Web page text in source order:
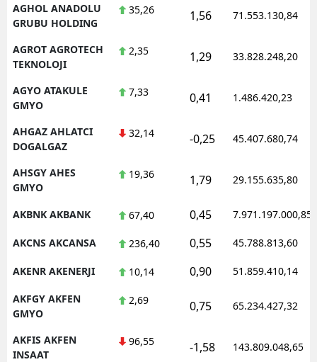
AGHOL ANADOLU
GRUBU HOLDING
35,26 1,56 71.553.130,84
AGROT AGROTECH
TEKNOLOJI
2,35 1,29 33.828.248,20
AGYO ATAKULE
GMYO
7,33 0,41 1.486.420,23
AHGAZ AHLATCI
DOGALGAZ
32,14 -0,25 45.407.680,74
AHSGY AHES
GMYO
19,36 1,79 29.155.635,80
AKBNK AKBANK 67,40 0,45 7.971.197.000,85
AKCNS AKCANSA 236,40 0,55 45.788.813,60
AKENR AKENERJI 10,14 0,90 51.859.410,14
AKFGY AKFEN
GMYO
2,69 0,75 65.234.427,32
AKFIS AKFEN
INSAAT
96,55 -1,58 143.809.048,65